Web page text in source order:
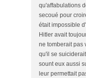
qu'affabulations
secoué pour
était impossible
Hitler avait
ne tomberait pas
qu'il se
sount eux aussi
leur permettait